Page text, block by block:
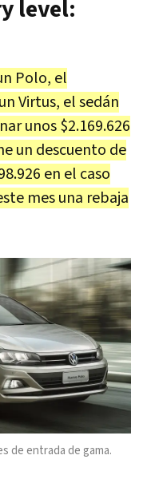
level:
Polo, el
Virtus, el sedán
unos $2.169.626
un descuento de
en el caso
mes una rebaja
de entrada de gama.